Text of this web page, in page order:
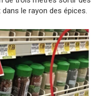
le rayon des épices.